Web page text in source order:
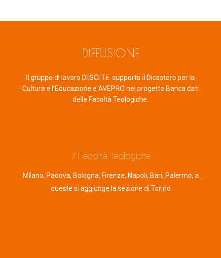
DIFFUSIONE
Il gruppo di lavoro DI.SCI.TE. supporta il Dicastero per la
Cultura e l’Educazione e AVEPRO nel progetto Banca dati
delle Facoltà Teologiche.
7 Facoltà Teologiche
Milano, Padova, Bologna, Firenze, Napoli, Bari, Palermo, a
queste si aggiunge la sezione di Torino